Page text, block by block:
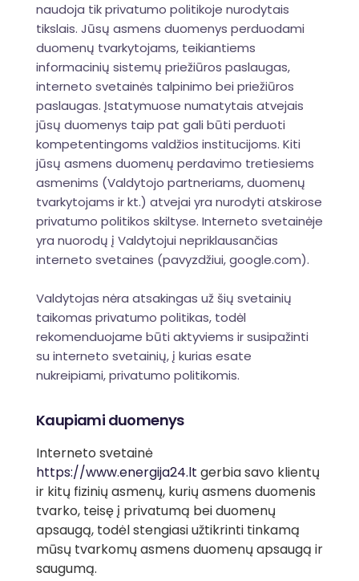
naudoja tik privatumo politikoje nurodytais
tikslais. Jūsų asmens duomenys perduodami
duomenų tvarkytojams, teikiantiems
informacinių sistemų priežiūros paslaugas,
interneto svetainės talpinimo bei priežiūros
paslaugas. Įstatymuose numatytais atvejais
jūsų duomenys taip pat gali būti perduoti
kompetentingoms valdžios institucijoms. Kiti
jūsų asmens duomenų perdavimo tretiesiems
asmenims (Valdytojo partneriams, duomenų
tvarkytojams ir kt.) atvejai yra nurodyti atskirose
privatumo politikos skiltyse. Interneto svetainėje
yra nuorodų į Valdytojui nepriklausančias
interneto svetaines (pavyzdžiui, google.com).
Valdytojas nėra atsakingas už šių svetainių
taikomas privatumo politikas, todėl
rekomenduojame būti aktyviems ir susipažinti
su interneto svetainių, į kurias esate
nukreipiami, privatumo politikomis.
Kaupiami duomenys
Interneto svetainė
https://www.energija24.lt gerbia savo klientų
ir kitų fizinių asmenų, kurių asmens duomenis
tvarko, teisę į privatumą bei duomenų
apsaugą, todėl stengiasi užtikrinti tinkamą
mūsų tvarkomų asmens duomenų apsaugą ir
saugumą.